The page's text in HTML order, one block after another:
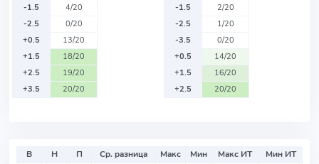
-1.5
4/20
-2.5
0/20
+0.5
13/20
+1.5
18/20
+2.5
19/20
+3.5
20/20
-1.5
2/20
-2.5
1/20
-3.5
0/20
+0.5
14/20
+1.5
16/20
+2.5
20/20
В Н П Ср. разница Макс Мин Макс ИТ
Мин ИТ